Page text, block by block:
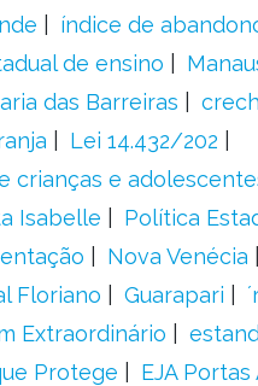
índice de
de ensino
das Barreiras
Lei 14.432/202
crianças e
Isabelle
Política
Nova Venécia
Floriano
Guarapari
Extraordinário
Protege
EJA